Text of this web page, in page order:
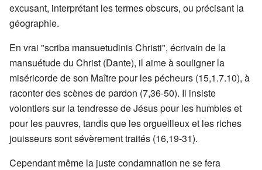
excusant, interprétant les termes obscurs, ou précisant la
géographie.
En vrai "scriba mansuetudinis Christi", écrivain de la
mansuétude du Christ (Dante), il aime à souligner la
miséricorde de son Maître pour les pécheurs (15,1.7.10), à
raconter des scènes de pardon (7,36-50). Il insiste
volontiers sur la tendresse de Jésus pour les humbles et
pour les pauvres, tandis que les orgueilleux et les riches
jouisseurs sont sévèrement traités (16,19-31).
Cependant même la juste condamnation ne se fera